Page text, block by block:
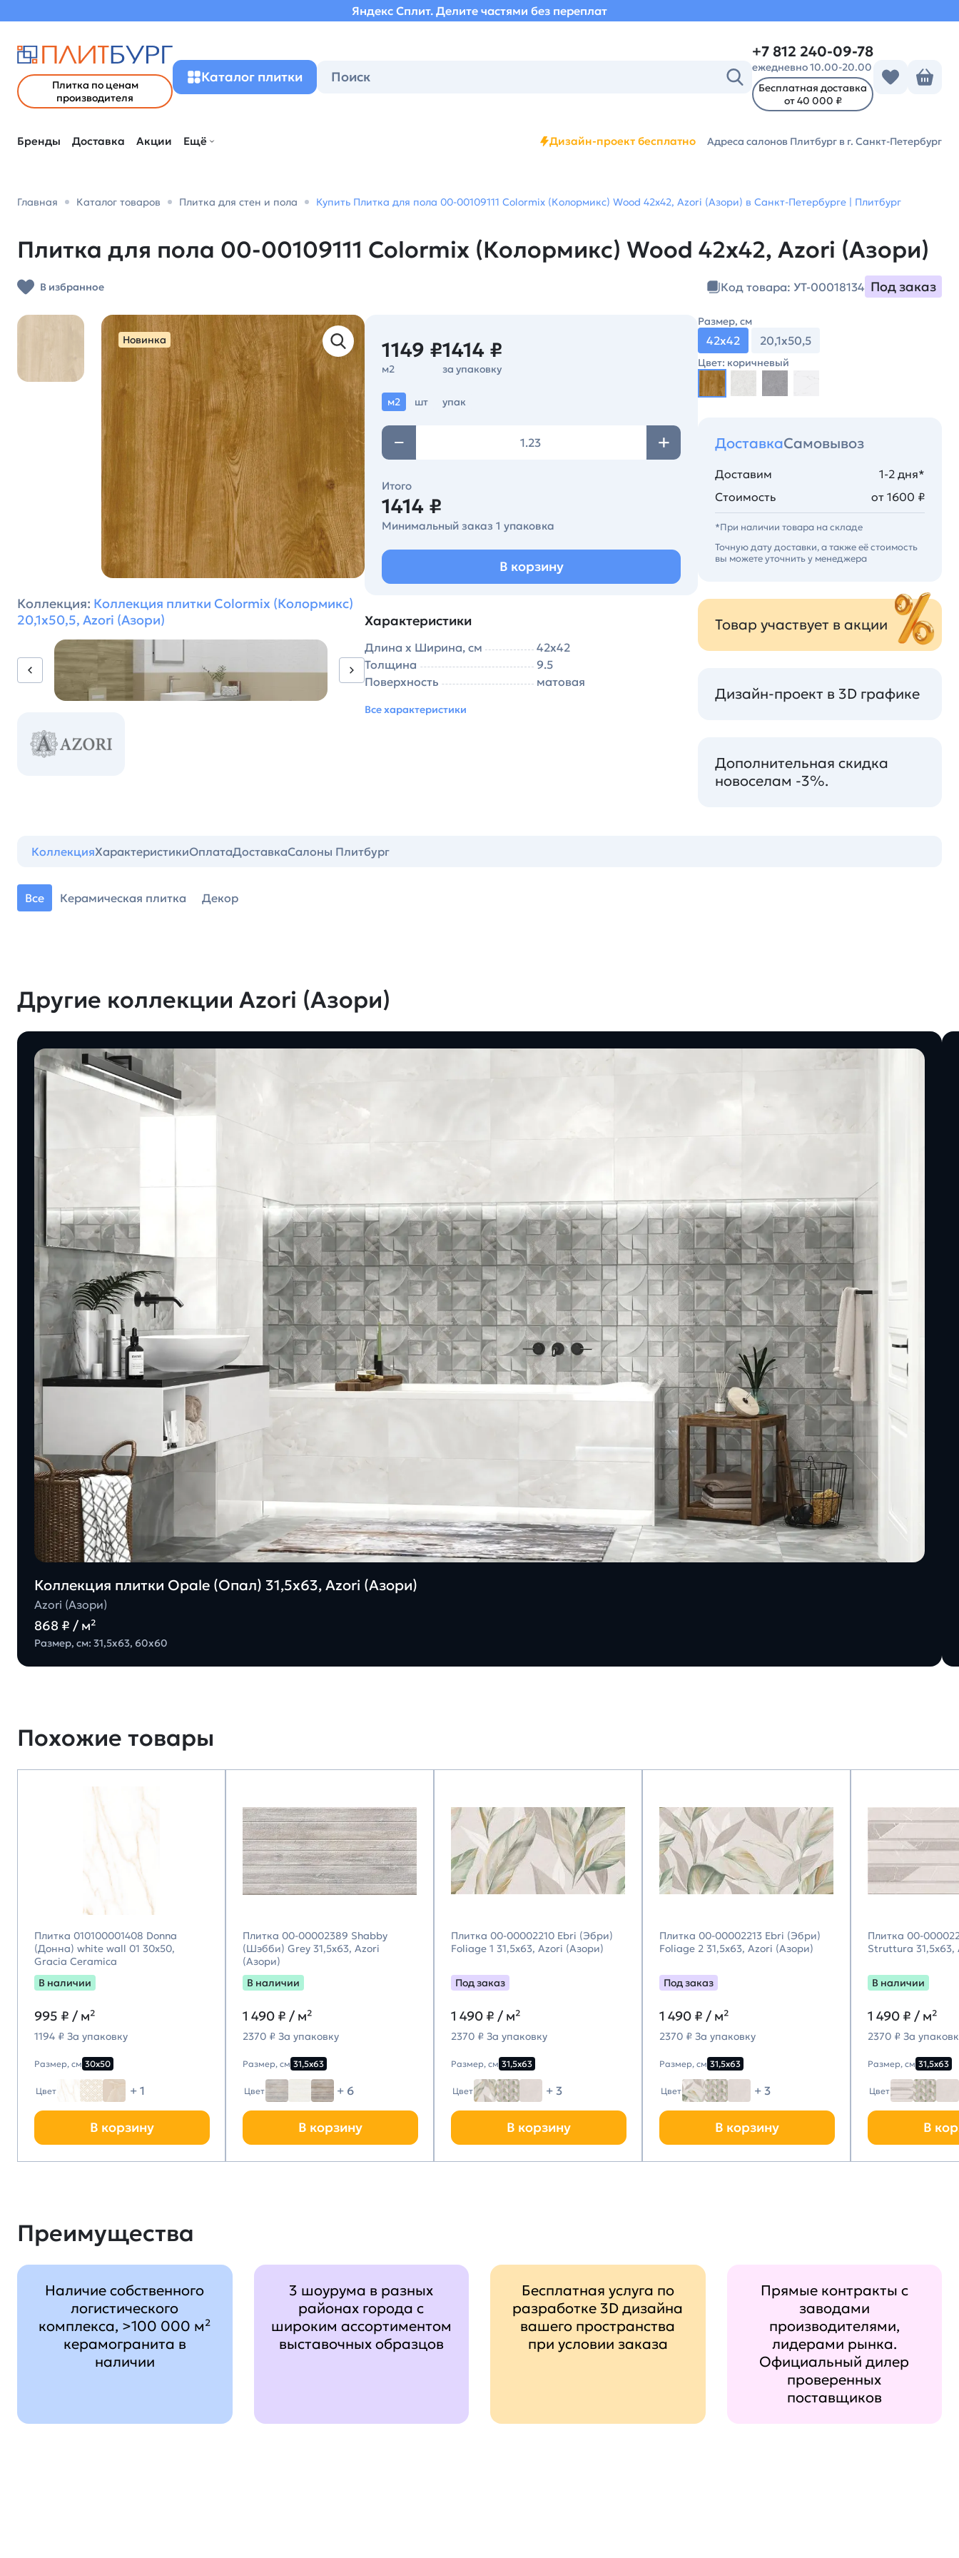
Яндекс Сплит. Делите частями без переплат
Плитка по ценам
производителя
Каталог плитки
+7 812 240-09-78
ежедневно 10.00-20.00
Бесплатная доставка
от 40 000 ₽
Бренды Доставка Акции Ещё Дизайн-проект бесплатно Адреса салонов Плитбург в г. Санкт-Петербург
Главная Каталог товаров Плитка для стен и пола Купить Плитка для пола 00-00109111 Colormix (Колормикс) Wood 42х42, Azori (Азори) в Санкт-Петербурге | Плитбург
Плитка для пола 00-00109111 Colormix (Колормикс) Wood 42х42, Azori (Азори)
В избранное Код товара: УТ-00018134 Под заказ
Новинка
Коллекция: Коллекция плитки Colormix (Колормикс)
20,1х50,5, Azori (Азори)
1149 ₽
м2
1414 ₽
за упаковку
м2 шт упак
Итого
1414 ₽
Минимальный заказ 1 упаковка
В корзину
Характеристики
Длина х Ширина, см
42х42
Толщина
9.5
Поверхность
матовая
Все характеристики
Размер, см
42х42 20,1х50,5
Цвет: коричневый
ДоставкаСамовывоз
Доставим
1-2 дня*
Стоимость
от 1600 ₽
*При наличии товара на складе
Точную дату доставки, а также её стоимость
вы можете уточнить у менеджера
Товар участвует в акции
Дизайн-проект в 3D графике
Дополнительная скидка
новоселам -3%.
КоллекцияХарактеристикиОплатаДоставкаСалоны Плитбург
Все Керамическая плитка Декор
Другие коллекции Azori (Азори)
Коллекция плитки Opale (Опал) 31,5х63, Azori (Азори)
Azori (Азори)
868 ₽ / м²
Размер, см: 31,5х63, 60х60
Похожие товары
Плитка 010100001408 Donna
(Донна) white wall 01 30х50,
Gracia Ceramica
В наличии
995 ₽ / м²
1194 ₽ За упаковку
Размер, см 30х50
Цвет + 1
В корзину
Плитка 00-00002389 Shabby
(Шэбби) Grey 31,5х63, Azori
(Азори)
В наличии
1 490 ₽ / м²
2370 ₽ За упаковку
Размер, см 31,5х63
Цвет + 6
В корзину
Плитка 00-00002210 Ebri (Эбри)
Foliage 1 31,5х63, Azori (Азори)
Под заказ
1 490 ₽ / м²
2370 ₽ За упаковку
Размер, см 31,5х63
Цвет + 3
В корзину
Плитка 00-00002213 Ebri (Эбри)
Foliage 2 31,5х63, Azori (Азори)
Под заказ
1 490 ₽ / м²
2370 ₽ За упаковку
Размер, см 31,5х63
Цвет + 3
В корзину
Плитка 00-
Struttura 31,5х63,
В наличии
1 490 ₽ / м²
2370 ₽ За
Размер, см 31,5х63
Цвет
В
Преимущества
Наличие собственного
логистического
комплекса, >100 000 м²
керамогранита в
наличии
3 шоурума в разных
районах города с
широким ассортиментом
выставочных образцов
Бесплатная услуга по
разработке 3D дизайна
вашего пространства
при условии заказа
Прямые контракты с
заводами
производителями,
лидерами рынка.
Официальный дилер
проверенных
поставщиков